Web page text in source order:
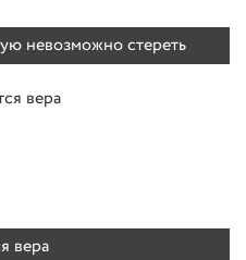
невозможно стереть
вера